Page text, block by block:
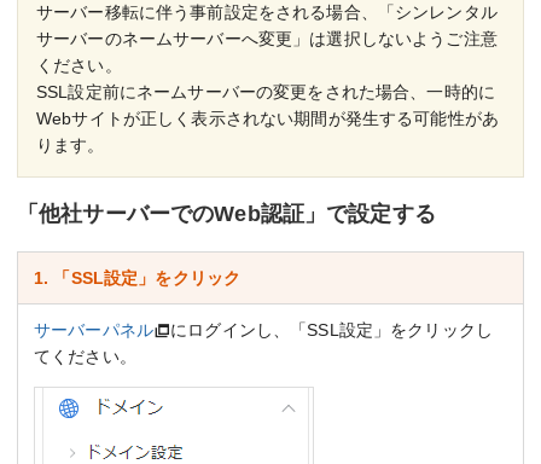
サーバー移転に伴う事前設定をされる場合、「シンレンタル
サーバーのネームサーバーへ変更」は選択しないようご注意
ください。
SSL設定前にネームサーバーの変更をされた場合、一時的に
Webサイトが正しく表示されない期間が発生する可能性があ
ります。
「他社サーバーでのWeb認証」で設定する
1. 「SSL設定」をクリック
サーバーパネル
にログインし、「SSL設定」をクリックし
てください。